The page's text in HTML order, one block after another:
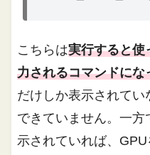
こちらは実行すると使
力されるコマンドにな
だけしか表示されて
できていません。一
示されていれば、